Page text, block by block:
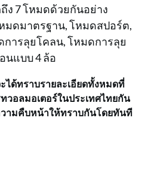
ง 7 โหมดด้วยกันอย่าง
ดมาตรฐาน, โหมดสปอร์ต,
ารลุยโคลน, โหมดการลุย
นแบบ 4 ล้อ
ได้ทราบรายละเอียดทั้งหมดที่
วอลมอเตอร์ในประเทศไทยกัน
วามคืบหน้าให้ทราบกันโดยทันที